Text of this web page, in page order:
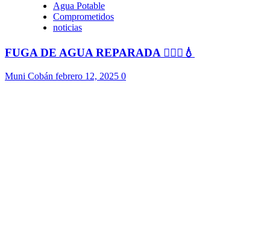
Agua Potable
Comprometidos
noticias
FUGA DE AGUA REPARADA 👷🏻‍♂️💧
Muni Cobán febrero 12, 2025 0